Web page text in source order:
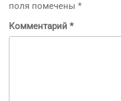
поля помечены *
Комментарий *